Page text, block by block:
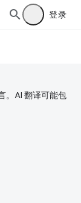
登录
。AI 翻译可能包